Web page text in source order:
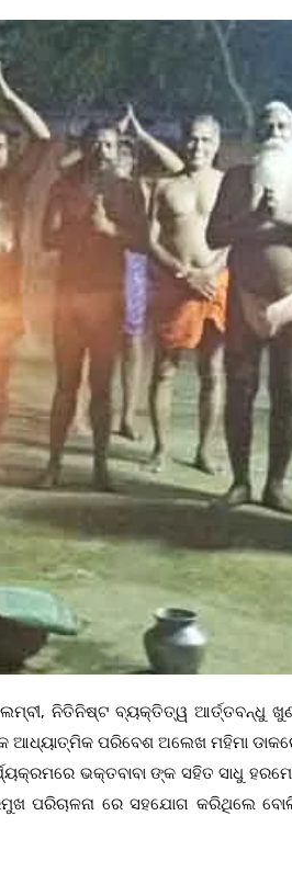
ନିତିନିଷ୍ଟ ବ୍ୟକ୍ତିତ୍ୱ
ଆଧ୍ୟାତ୍ମିକ ପରିବେଶ ଅଲେଖ ମହିମା
ଭକ୍ତବାବା ଙ୍କ ସହିତ ସାଧୁ
ପରିଚାଳନା ରେ ସହଯୋଗ କରିଥିଲେ